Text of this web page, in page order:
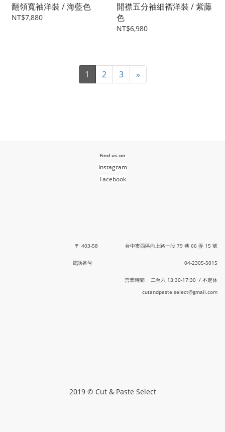
翻領寬袖洋裝 / 海藍色
NT$7,880
開襟五分袖細褶洋裝 / 紫藤
色
NT$6,980
1 2 3 »
Find us on
Instagram
Facebook
〒 403-58 台中市西區向上路一段 79 巷 66 弄 15 號
電話番号 04-2305-5015
営業時間 二至六 13:30-17:30 / 不定休
cutandpaste.select@gmail.com
2019 © Cut & Paste Select